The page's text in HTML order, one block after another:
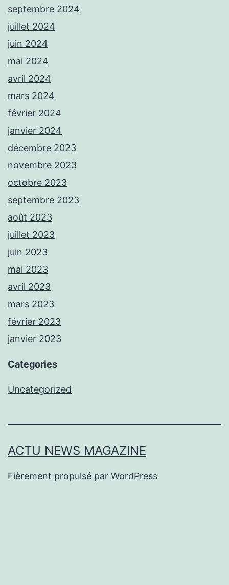
septembre 2024
juillet 2024
juin 2024
mai 2024
avril 2024
mars 2024
février 2024
janvier 2024
décembre 2023
novembre 2023
octobre 2023
septembre 2023
août 2023
juillet 2023
juin 2023
mai 2023
avril 2023
mars 2023
février 2023
janvier 2023
Categories
Uncategorized
ACTU NEWS MAGAZINE
Fièrement propulsé par WordPress